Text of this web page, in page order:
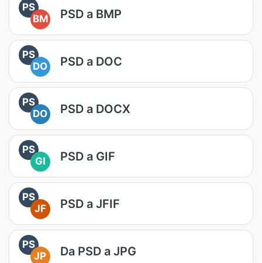
PS
BM
PSD a BMP
PS
DO
PSD a DOC
PS
DO
PSD a DOCX
PS
GI
PSD a GIF
PS
JF
PSD a JFIF
PS
JP
Da PSD a JPG